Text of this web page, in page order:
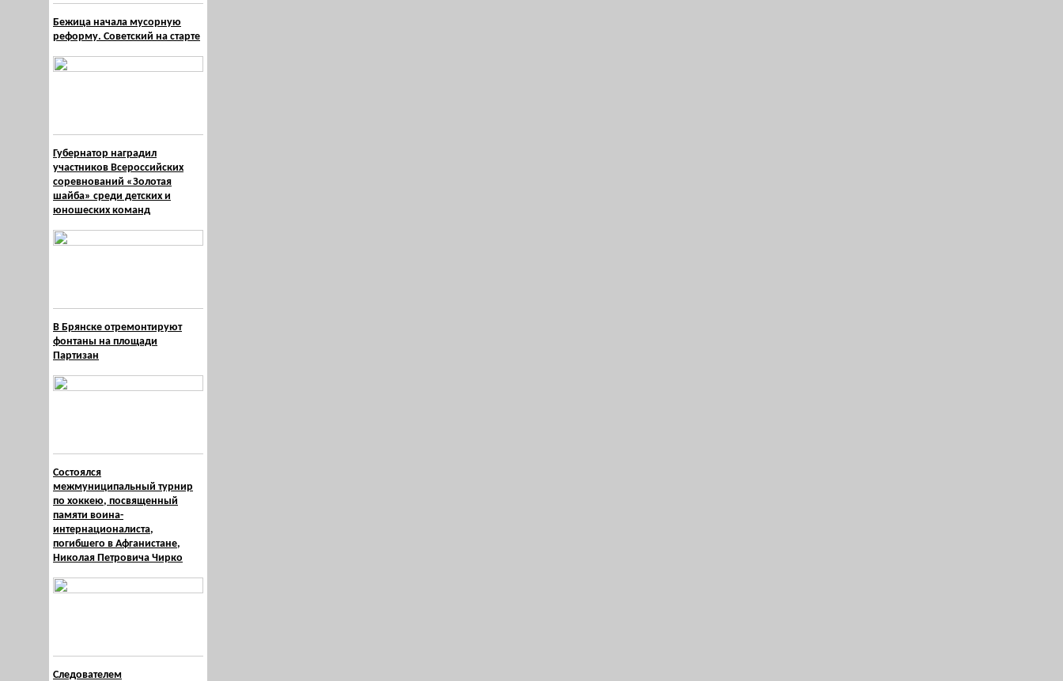
Бежица начала мусорную
реформу. Советский на старте
Губернатор наградил
участников Всероссийских
соревнований «Золотая
шайба» среди детских и
юношеских команд
В Брянске отремонтируют
фонтаны на площади
Партизан
Состоялся
межмуниципальный турнир
по хоккею, посвященный
памяти воина-
интернационалиста,
погибшего в Афганистане,
Николая Петровича Чирко
Следователем